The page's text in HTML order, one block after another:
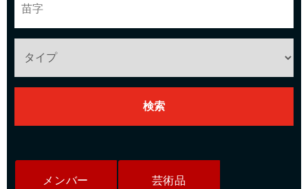
メンバー 芸術品